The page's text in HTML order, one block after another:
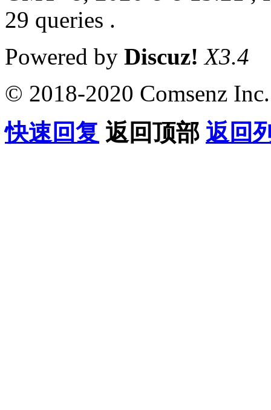
29 queries .
Powered by Discuz! X3.4
© 2018-2020 Comsenz Inc.
快速回复 返回顶部 返回